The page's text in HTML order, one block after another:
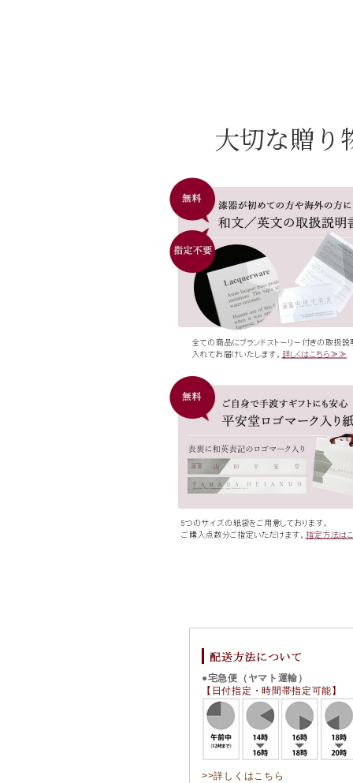
大切な贈
●宅急便（ヤマト運輸）
【日付指定・時間帯指定可能】
>>詳しくはこちら